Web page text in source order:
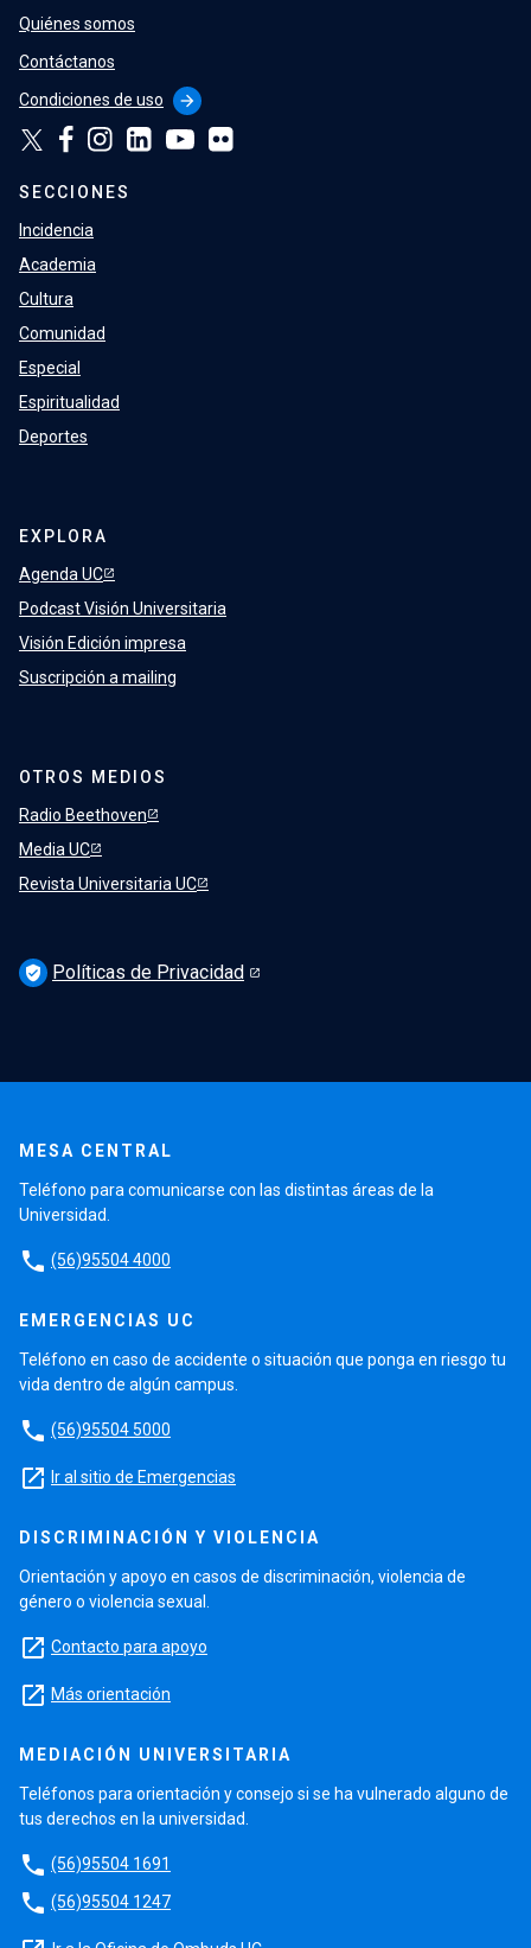
Quiénes somos
Contáctanos
Condiciones de uso
arrow_forward
SECCIONES
Incidencia
Academia
Cultura
Comunidad
Especial
Espiritualidad
Deportes
EXPLORA
Agenda UC
Podcast Visión Universitaria
Visión Edición impresa
Suscripción a mailing
OTROS MEDIOS
Radio Beethoven
Media UC
Revista Universitaria UC
verified_user Políticas de Privacidad
MESA CENTRAL
Teléfono para comunicarse con las distintas áreas de la
Universidad.
phone (56)95504 4000
EMERGENCIAS UC
Teléfono en caso de accidente o situación que ponga en riesgo tu
vida dentro de algún campus.
phone (56)95504 5000
launch Ir al sitio de Emergencias
DISCRIMINACIÓN Y VIOLENCIA
Orientación y apoyo en casos de discriminación, violencia de
género o violencia sexual.
launch Contacto para apoyo
launch Más orientación
MEDIACIÓN UNIVERSITARIA
Teléfonos para orientación y consejo si se ha vulnerado alguno de
tus derechos en la universidad.
phone (56)95504 1691
phone (56)95504 1247